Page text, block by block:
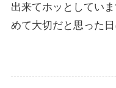
出来てホッとしてい
めて大切だと思った日